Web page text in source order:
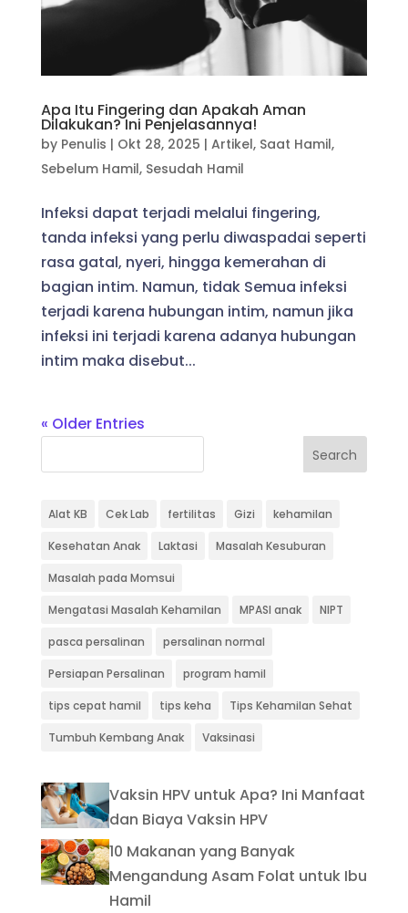
Apa Itu Fingering dan Apakah Aman
Dilakukan? Ini Penjelasannya!
by Penulis | Okt 28, 2025 | Artikel, Saat Hamil,
Sebelum Hamil, Sesudah Hamil
Infeksi dapat terjadi melalui fingering,
tanda infeksi yang perlu diwaspadai seperti
rasa gatal, nyeri, hingga kemerahan di
bagian intim. Namun, tidak Semua infeksi
terjadi karena hubungan intim, namun jika
infeksi ini terjadi karena adanya hubungan
intim maka disebut...
« Older Entries
Search
Alat KB Cek Lab fertilitas Gizi kehamilan
Kesehatan Anak Laktasi Masalah Kesuburan
Masalah pada Momsui
Mengatasi Masalah Kehamilan MPASI anak NIPT
pasca persalinan persalinan normal
Persiapan Persalinan program hamil
tips cepat hamil tips keha Tips Kehamilan Sehat
Tumbuh Kembang Anak Vaksinasi
Vaksin HPV untuk Apa? Ini Manfaat
dan Biaya Vaksin HPV
10 Makanan yang Banyak
Mengandung Asam Folat untuk Ibu
Hamil